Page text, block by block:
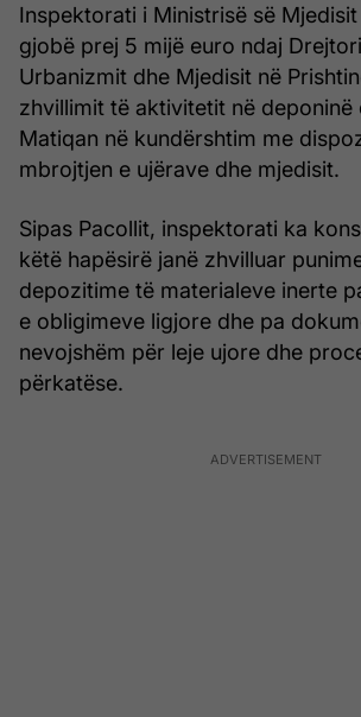
Inspektorati i Ministrisë së
gjobë prej 5 mijë euro ndaj
Urbanizmit dhe Mjedisit në
zhvillimit të aktivitetit në deponinë
Matiqan në kundërshtim me
mbrojtjen e ujërave dhe mjedisit.
Sipas Pacollit, inspektorati ka
këtë hapësirë janë zhvilluar
depozitime të materialeve inerte
e obligimeve ligjore dhe pa
nevojshëm për leje ujore dhe
përkatëse.